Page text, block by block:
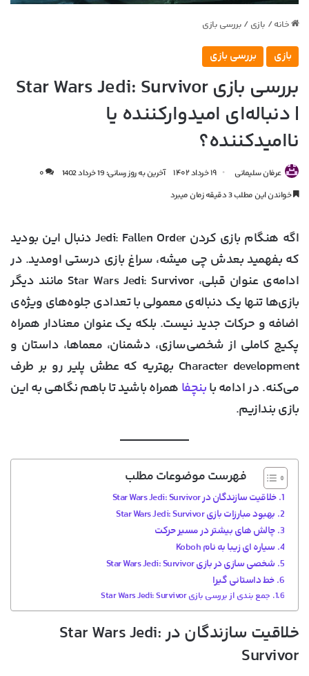
خانه / بازی / بررسی بازی
بازی بررسی بازی
بررسی بازی Star Wars Jedi: Survivor
| دنباله‌ای امیدوارکننده یا
ناامید‌کننده؟
عرفان سلیمانی ۱۹ خرداد ۱۴۰۲ آخرین به روز رسانی: 19 خرداد 1402
۰
خواندن این مطلب 3 دقیقه زمان میبرد
اگه هنگام بازی کردن Jedi: Fallen Order دنبال این بودید
که بفهمید بعدش چی میشه، سراغ بازی درستی اومدید. در
ادامه‌ی عنوان قبلی، Star Wars Jedi: Survivor مانند دیگر
بازی‌ها تنها یک دنباله‌ی معمولی با تعدادی جلوه‌های ویژه‌ی
اضافه و حرکات جدید نیست. بلکه یک عنوان معنادار همراه
پکیج کاملی از شخصی‌سازی، دشمنان، معماها، داستان و
Character development بهتریه که عطش پلیر رو بر طرف
می‌کنه. در ادامه بابنچفا همراه باشید تا باهم نگاهی به این
بازی بندازیم.
فهرست موضوعات مطلب
خلاقیت سازندگان در Star Wars Jedi: Survivor
بهبود مبارزات بازی Star Wars Jedi: Survivor
چالش‌ های بیشتر در مسیر حرکت
سیاره ای زیبا به نام Koboh
شخصی سازی در بازی Star Wars Jedi: Survivor
خط داستانی گیرا
جمع بندی از بررسی بازی Star Wars Jedi: Survivor
خلاقیت سازندگان در Star Wars Jedi:
Survivor